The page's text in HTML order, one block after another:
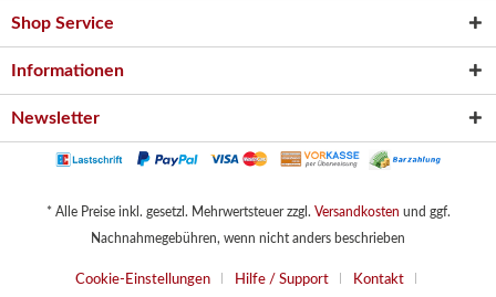
Shop Service
Informationen
Newsletter
* Alle Preise inkl. gesetzl. Mehrwertsteuer zzgl. Versandkosten und ggf.
Nachnahmegebühren, wenn nicht anders beschrieben
Cookie-Einstellungen Hilfe / Support Kontakt